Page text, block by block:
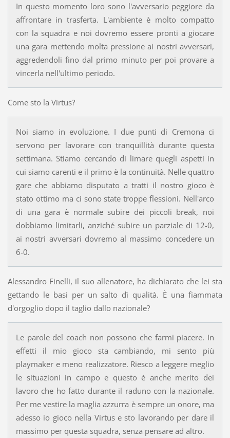
In questo momento loro sono l'avversario peggiore da
affrontare in trasferta. L'ambiente è molto compatto
con la squadra e noi dovremo essere pronti a giocare
una gara mettendo molta pressione ai nostri avversari,
aggredendoli fino dal primo minuto per poi provare a
vincerla nell'ultimo periodo.
Come sto la Virtus?
Noi siamo in evoluzione. I due punti di Cremona ci
servono per lavorare con tranquillità durante questa
settimana. Stiamo cercando di limare quegli aspetti in
cui siamo carenti e il primo è la continuità. Nelle quattro
gare che abbiamo disputato a tratti il nostro gioco è
stato ottimo ma ci sono state troppe flessioni. Nell'arco
di una gara è normale subire dei piccoli break, noi
dobbiamo limitarli, anziché subire un parziale di 12-0,
ai nostri avversari dovremo al massimo concedere un
6-0.
Alessandro Finelli, il suo allenatore, ha dichiarato che lei sta
gettando le basi per un salto dì qualità. È una fiammata
d'orgoglio dopo il taglio dallo nazionale?
Le parole del coach non possono che farmi piacere. In
effetti il mio gioco sta cambiando, mi sento più
playmaker e meno realizzatore. Riesco a leggere meglio
le situazioni in campo e questo è anche merito dei
lavoro che ho fatto durante il raduno con la nazionale.
Per me vestire la maglia azzurra è sempre un onore, ma
adesso io gioco nella Virtus e sto lavorando per dare il
massimo per questa squadra, senza pensare ad altro.